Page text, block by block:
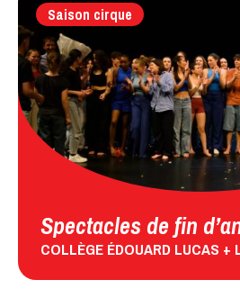
Saison cirque
Spectacles de fin
COLLÈGE ÉDOUARD LUCAS +